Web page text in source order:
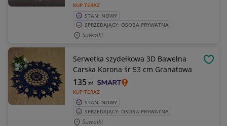
KUP TERAZ
STAN: NOWY
SPRZEDAJĄCY: OSOBA PRYWATNA
Suwałki
Serwetka szydełkowa 3D Bawełna
Carska Korona śr 53 cm Granatowa
KUP TERAZ
135zł
STAN: NOWY
SPRZEDAJĄCY: OSOBA PRYWATNA
Suwałki